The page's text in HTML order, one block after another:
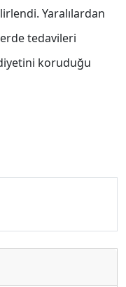
Yaralılardan
tedavileri
koruduğu